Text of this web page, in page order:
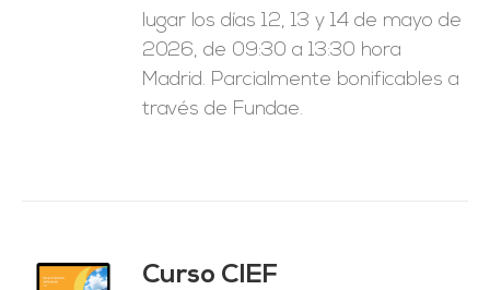
lugar los días 12, 13 y 14 de mayo de
2026, de 09:30 a 13:30 hora
Madrid. Parcialmente bonificables a
través de Fundae.
Curso CIEF